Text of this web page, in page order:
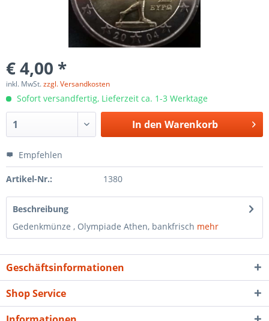
€ 4,00 *
inkl. MwSt.zzgl. Versandkosten
Sofort versandfertig, Lieferzeit ca. 1-3 Werktage
In den Warenkorb
Empfehlen
Artikel-Nr.: 1380
Beschreibung
Gedenkmünze , Olympiade Athen, bankfrisch mehr
Geschäftsinformationen
Shop Service